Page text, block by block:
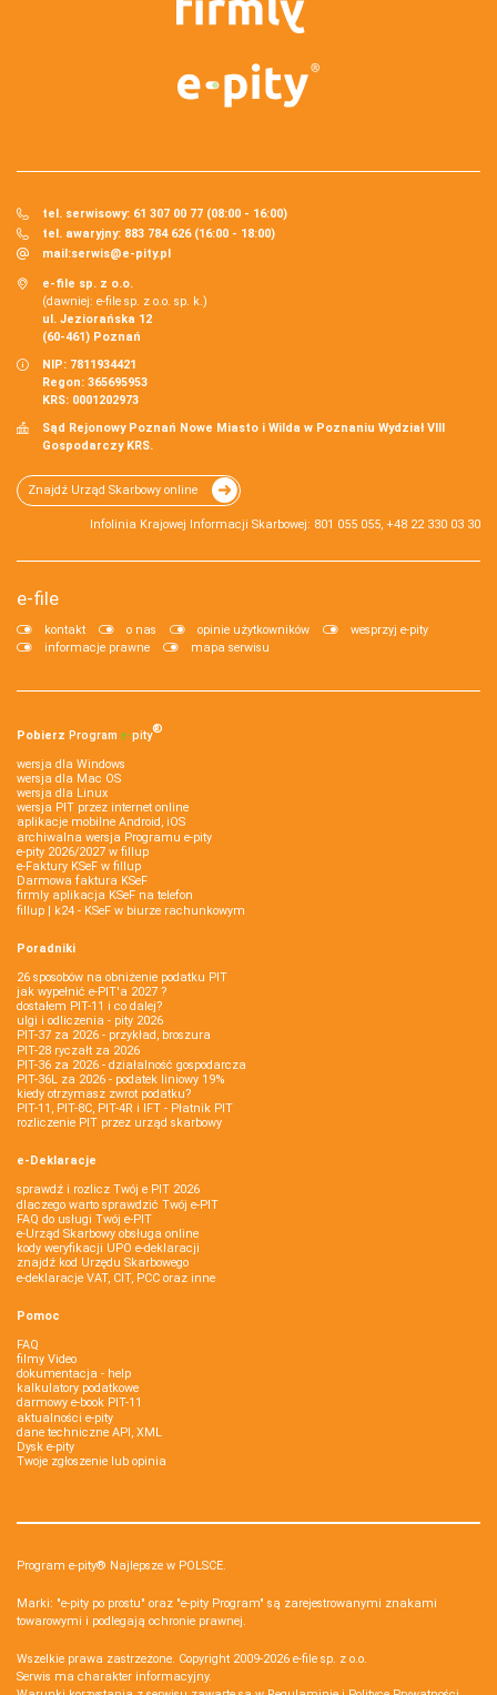
tel. serwisowy: 61 307 00 77 (08:00 - 16:00)
tel. awaryjny: 883 784 626 (16:00 - 18:00)
mail:serwis@e-pity.pl
e-file sp. z o.o.
(dawniej: e-file sp. z o.o. sp. k.)
ul. Jeziorańska 12
(60-461) Poznań
NIP: 7811934421
Regon: 365695953
KRS: 0001202973
Sąd Rejonowy Poznań Nowe Miasto i Wilda w Poznaniu Wydział VIII
Gospodarczy KRS.
Znajdź Urząd Skarbowy online
Infolinia Krajowej Informacji Skarbowej: 801 055 055, +48 22 330 03 30
e-file
kontakt o nas opinie użytkowników
wesprzyj e-pity
informacje prawne
mapa serwisu
Pobierz Program e‑pity®
wersja dla Windows
wersja dla Mac OS
wersja dla Linux
wersja PIT przez internet online
aplikacje mobilne Android, iOS
archiwalna wersja Programu e-pity
e-pity 2026/2027 w fillup
e‑Faktury KSeF w fillup
Darmowa faktura KSeF
firmly aplikacja KSeF na telefon
fillup | k24 - KSeF w biurze rachunkowym
Poradniki
26 sposobów na obniżenie podatku PIT
jak wypełnić e-PIT'a 2027 ?
dostałem PIT-11 i co dalej?
ulgi i odliczenia - pity 2026
PIT-37 za 2026 - przykład, broszura
PIT-28 ryczałt za 2026
PIT-36 za 2026 - działalność gospodarcza
PIT-36L za 2026 - podatek liniowy 19%
kiedy otrzymasz zwrot podatku?
PIT-11, PIT-8C, PIT-4R i IFT - Płatnik PIT
rozliczenie PIT przez urząd skarbowy
e-Deklaracje
sprawdź i rozlicz Twój e PIT 2026
dlaczego warto sprawdzić Twój e-PIT
FAQ do usługi Twój e-PIT
e-Urząd Skarbowy obsługa online
kody weryfikacji UPO e-deklaracji
znajdź kod Urzędu Skarbowego
e-deklaracje VAT, CIT, PCC oraz inne
Pomoc
FAQ
filmy Video
dokumentacja - help
kalkulatory podatkowe
darmowy e-book PIT-11
aktualności e-pity
dane techniczne API, XML
Dysk e-pity
Twoje zgłoszenie lub opinia
Program e-pity® Najlepsze w POLSCE.
Marki: "e-pity po prostu" oraz "e-pity Program" są zarejestrowanymi znakami
towarowymi i podlegają ochronie prawnej.
Wszelkie prawa zastrzeżone. Copyright 2009-2026 e-file sp. z o.o.
Serwis ma charakter informacyjny.